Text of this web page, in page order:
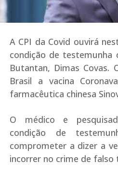
A CPI da Covid ouvirá
condição de
Butantan, Dimas
Brasil a vacina
farmacêutica chinesa
O médico e
condição de
comprometer a dizer a
incorrer no crime de falso